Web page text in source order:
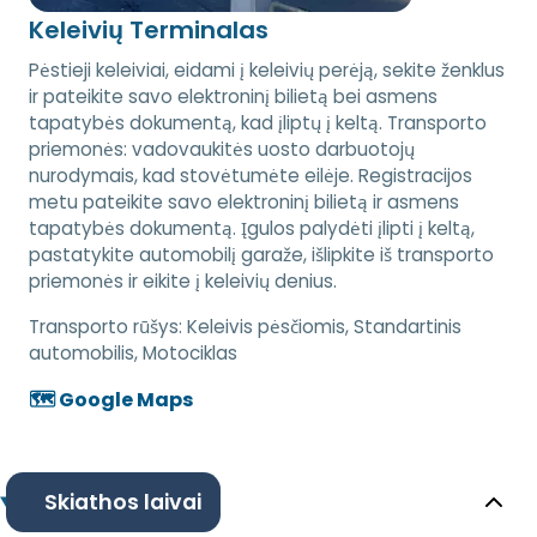
Keleivių Terminalas
Pėstieji keleiviai, eidami į keleivių perėją, sekite ženklus
ir pateikite savo elektroninį bilietą bei asmens
tapatybės dokumentą, kad įliptų į keltą. Transporto
priemonės: vadovaukitės uosto darbuotojų
nurodymais, kad stovėtumėte eilėje. Registracijos
metu pateikite savo elektroninį bilietą ir asmens
tapatybės dokumentą. Įgulos palydėti įlipti į keltą,
pastatykite automobilį garaže, išlipkite iš transporto
priemonės ir eikite į keleivių denius.
Transporto rūšys: Keleivis pėsčiomis, Standartinis
automobilis, Motociklas
🗺️ Google Maps
Skiathos laivai